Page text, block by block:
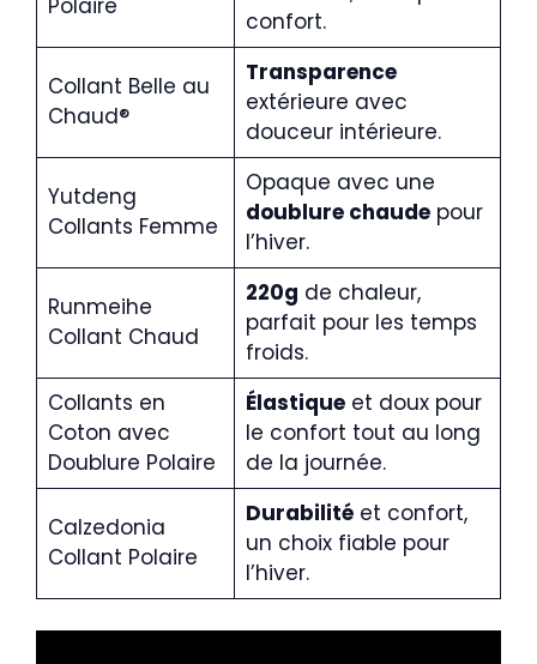
Polaire
confort.
Collant Belle au
Chaud®
Transparence
extérieure avec
douceur intérieure.
Yutdeng
Collants Femme
Opaque avec une
doublure chaudepour
l’hiver.
Runmeihe
Collant Chaud
220g de chaleur,
parfait pour les temps
froids.
Collants en
Coton avec
Doublure Polaire
Élastiqueet doux pour
le confort tout au long
de la journée.
Calzedonia
Collant Polaire
Durabilitéet confort,
un choix fiable pour
l’hiver.